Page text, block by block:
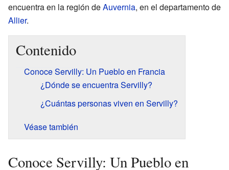
encuentra en la región deAuvernia, en el departamento de
Allier.
Contenido
Conoce Servilly: Un Pueblo en Francia
¿Dónde se encuentra Servilly?
¿Cuántas personas viven en Servilly?
Véase también
Conoce Servilly: Un Pueblo en